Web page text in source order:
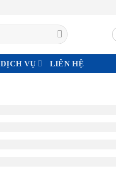
DỊCH VỤ LIÊN HỆ